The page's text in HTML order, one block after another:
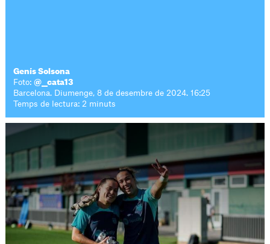
Genís Solsona
Foto:@__cata13
Barcelona. Diumenge, 8 de desembre de 2024. 16:25
Temps de lectura: 2 minuts